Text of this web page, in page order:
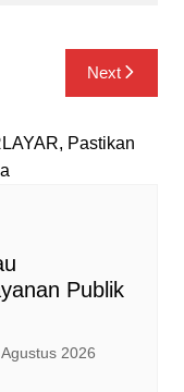
Next
Publik
2026